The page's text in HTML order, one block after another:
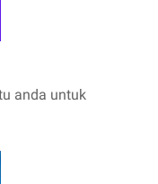
anda untuk